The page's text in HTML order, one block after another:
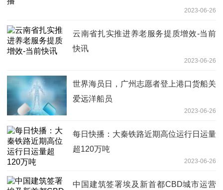
2023-06-26
云南省扎实推进养老服务提质增效-当前
快讯
2023-06-26
世界海员日，广州志愿者登上港口货船关
爱远洋船员
2023-06-26
每日快播：大秦铁路近期高位运行日运量
超120万吨
2023-06-26
中国建筑签署埃及新首都CBD城市运营